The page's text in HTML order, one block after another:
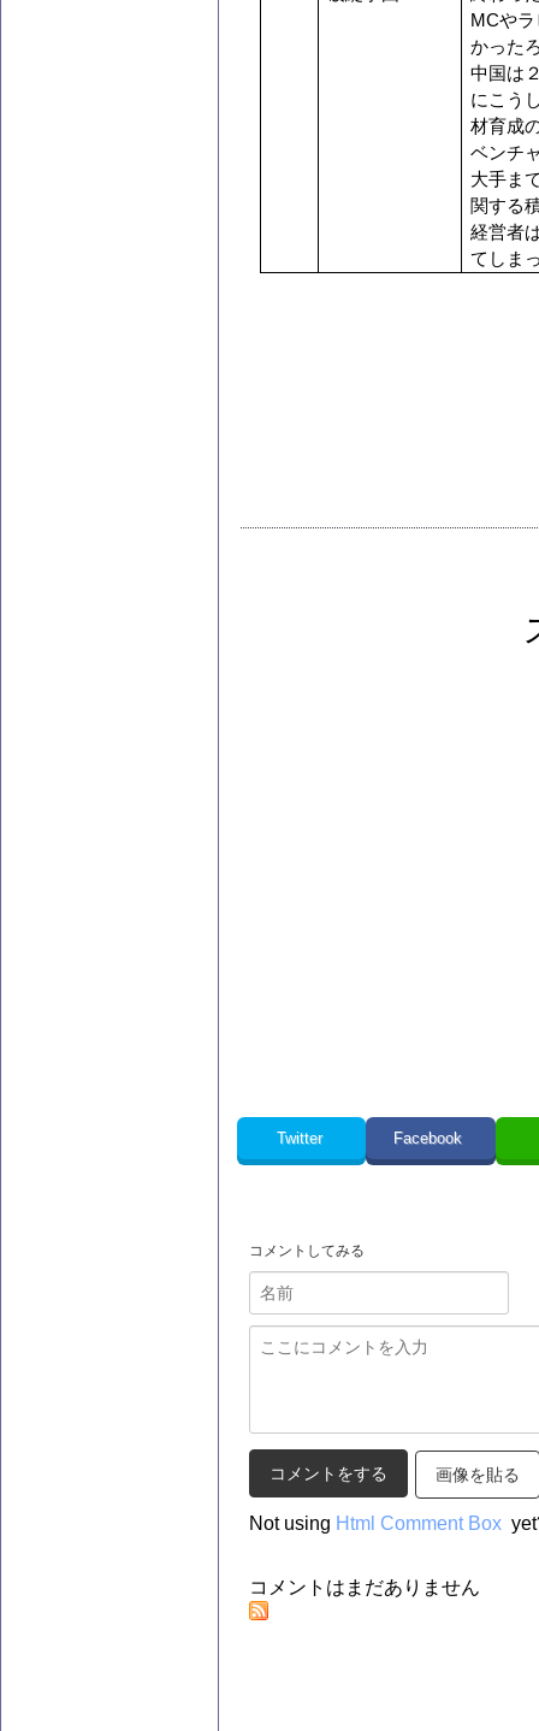
MCやラ
かった
中国は
にこう
材育成
ベンチ
大手ま
関する
経営者
てしま
Twitter Facebook
コメントしてみる
画像を貼る
Not using Html Comment Box
コメントはまだありません